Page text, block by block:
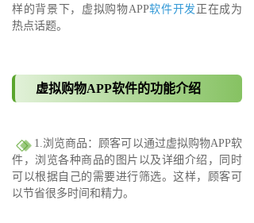
样的背景下，虚拟购物APP软件开发 正在成为
热点话题。
虚拟购物APP软件的功能介绍
1.浏览商品：顾客可以通过虚拟购物APP软
件，浏览各种商品的图片以及详细介绍，同时
可以根据自己的需要进行筛选。这样，顾客可
以节省很多时间和精力。